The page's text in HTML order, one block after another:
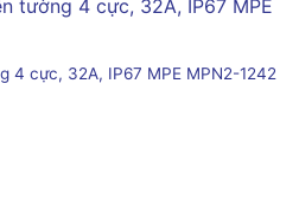
4 cực, 32A, IP67 MPE MPN2-1242